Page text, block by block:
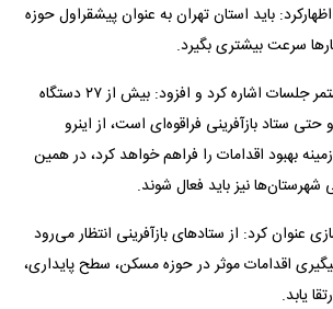
باید استان تهران به عنوان پیشقراول حوزه
سرعت بیشتری بگیرد.
وی به لزوم تشکیل مستمر جلسات اشاره کرد و افزود: بیش از ۲۷ دستگاه
ستاد بازآفرینی فراقوه‌ای است، از اینرو
بهبود اقدامات را فراهم خواهد کرد، در همین
شهرستان‌ها نیز باید فعال شوند.
عنوان کرد: از ستاد‌های بازآفرینی انتظار می‌رود
اقدامات موثر در حوزه مسکن، سطح پایداری،
یابد.